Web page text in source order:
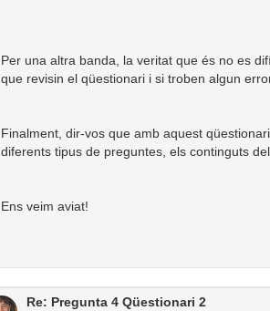
Per una altra banda, la veritat que és no es
que revisin el qüestionari i si troben algun
Finalment, dir-vos que amb aquest
diferents tipus de preguntes, els continguts
Ens veim aviat!
Re: Pregunta 4 Qüestionari 2